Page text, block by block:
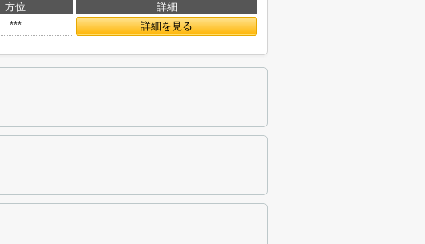
方位
詳細
*** 詳細を見る